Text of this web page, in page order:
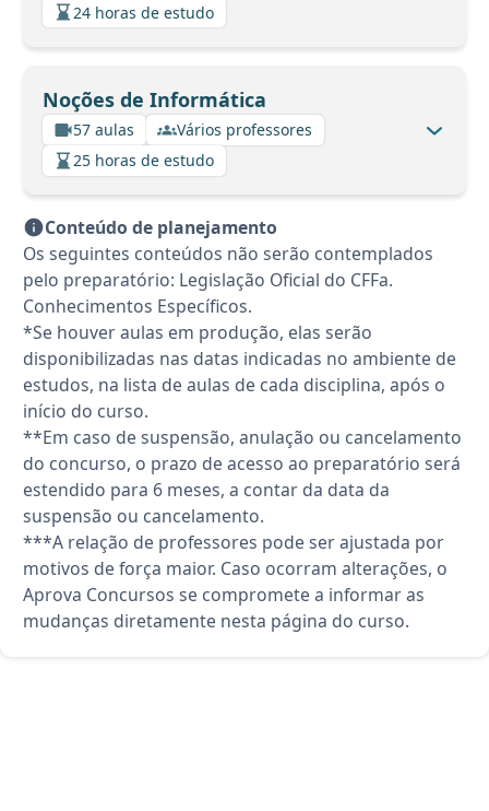
24 horas de estudo
Noções de Informática
57 aulas
Vários professores
25 horas de estudo
Conteúdo de planejamento
Os seguintes conteúdos não serão contemplados
pelo preparatório: Legislação Oficial do CFFa.
Conhecimentos Específicos.
*Se houver aulas em produção, elas serão
disponibilizadas nas datas indicadas no ambiente de
estudos, na lista de aulas de cada disciplina, após o
início do curso.
**Em caso de suspensão, anulação ou cancelamento
do concurso, o prazo de acesso ao preparatório será
estendido para 6 meses, a contar da data da
suspensão ou cancelamento.
***A relação de professores pode ser ajustada por
motivos de força maior. Caso ocorram alterações, o
Aprova Concursos se compromete a informar as
mudanças diretamente nesta página do curso.